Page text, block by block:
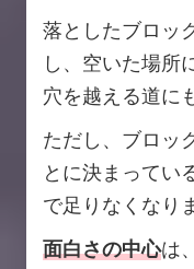
落としたブロッ
し、空いた場所
穴を越える道に
ただし、ブロッ
とに決まってい
で足りなくなり
面白さの中心は